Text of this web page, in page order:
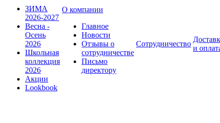
ЗИМА
2026-2027
Весна -
Осень
2026
Школьная
коллекция
2026
Акции
Lookbook
О компании
Главное
Новости
Отзывы о
сотрудничестве
Письмо
директору
Сотрудничество
и